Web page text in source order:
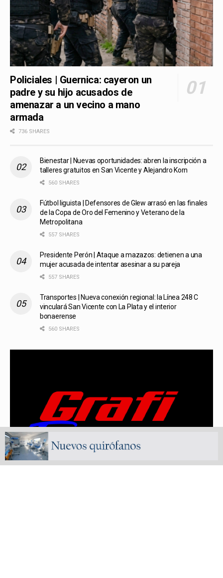
Policiales | Guernica: cayeron un
padre y su hijo acusados de
amenazar a un vecino a mano
armada
736 SHARES
Bienestar | Nuevas oportunidades: abren la inscripción a
talleres gratuitos en San Vicente y Alejandro Korn
560 SHARES
Fútbol liguista | Defensores de Glew arrasó en las finales
de la Copa de Oro del Femenino y Veterano de la
Metropolitana
557 SHARES
Presidente Perón | Ataque a mazazos: detienen a una
mujer acusada de intentar asesinar a su pareja
557 SHARES
Transportes | Nueva conexión regional: la Línea 248 C
vinculará San Vicente con La Plata y el interior
bonaerense
560 SHARES